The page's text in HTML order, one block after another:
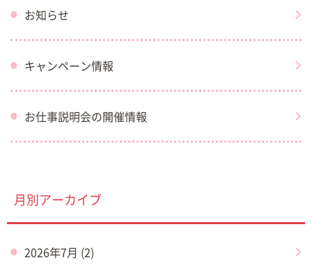
お知らせ
キャンペーン情報
お仕事説明会の開催情報
月別アーカイブ
2026年7月 (2)